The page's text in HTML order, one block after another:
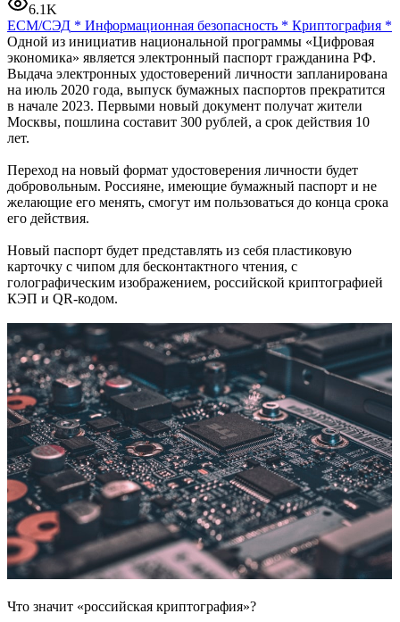
6.1K
ECM/СЭД * Информационная безопасность * Криптография *
Одной из инициатив национальной программы «Цифровая
экономика» является электронный паспорт гражданина РФ.
Выдача электронных удостоверений личности запланирована
на июль 2020 года, выпуск бумажных паспортов прекратится
в начале 2023. Первыми новый документ получат жители
Москвы, пошлина составит 300 рублей, а срок действия 10
лет.
Переход на новый формат удостоверения личности будет
добровольным. Россияне, имеющие бумажный паспорт и не
желающие его менять, смогут им пользоваться до конца срока
его действия.
Новый паспорт будет представлять из себя пластиковую
карточку с чипом для бесконтактного чтения, с
голографическим изображением, российской криптографией
КЭП и QR-кодом.
Что значит «российская криптография»?